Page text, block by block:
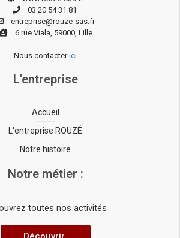
03 20 54 31 81
entreprise@rouze-sas.fr
6 rue Viala, 59000, Lille
Nous contacterici
L'entreprise
Accueil
L'entreprise ROUZÉ
Notre histoire
Notre métier :
toutes nos activités